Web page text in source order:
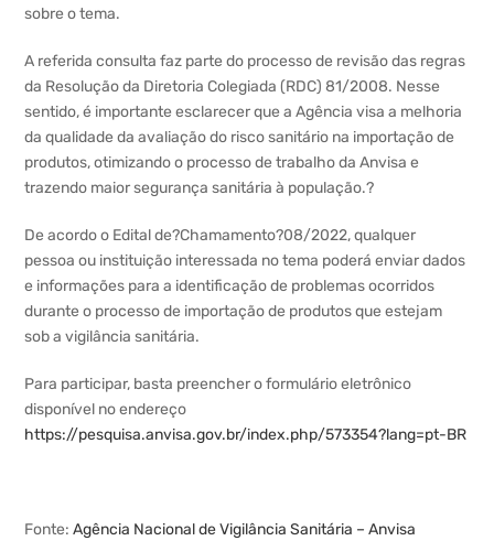
sobre o tema.
A referida consulta faz parte do processo de revisão das regras
da Resolução da Diretoria Colegiada (RDC) 81/2008. Nesse
sentido, é importante esclarecer que a Agência visa a melhoria
da qualidade da avaliação do risco sanitário na importação de
produtos, otimizando o processo de trabalho da Anvisa e
trazendo maior segurança sanitária à população.?
De acordo o Edital de?Chamamento?08/2022, qualquer
pessoa ou instituição interessada no tema poderá enviar dados
e informações para a identificação de problemas ocorridos
durante o processo de importação de produtos que estejam
sob a vigilância sanitária.
Para participar, basta preencher o formulário eletrônico
disponível no endereço
https://pesquisa.anvisa.gov.br/index.php/573354?lang=pt-BR
Fonte:Agência Nacional de Vigilância Sanitária – Anvisa